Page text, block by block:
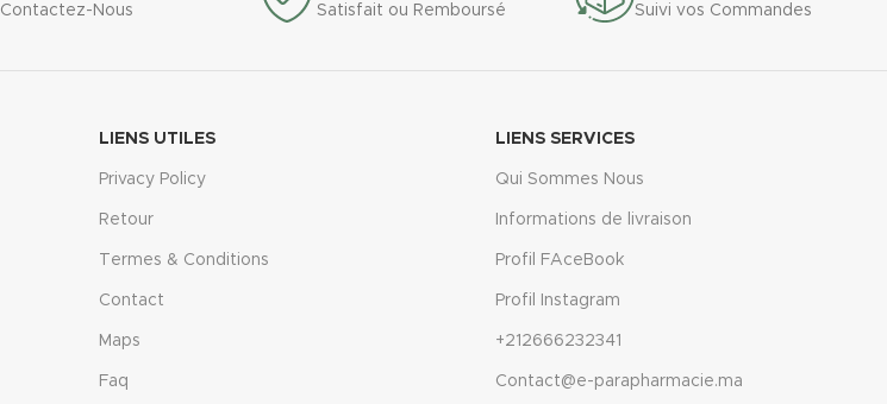
Contactez-Nous Satisfait ou Remboursé Suivi vos Commandes
LIENS UTILES
Privacy Policy
Retour
Termes & Conditions
Contact
Maps
Faq
LIENS SERVICES
Qui Sommes Nous
Informations de livraison
Profil FAceBook
Profil Instagram
+212666232341
Contact@e-parapharmacie.ma